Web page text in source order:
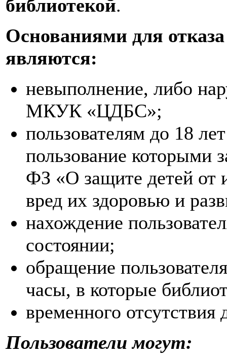
библиотекой.
Основаниями для
являются:
невыполнение, либо
МКУК «ЦДБС»;
пользователям до 18
пользование которыми
ФЗ «О защите детей
вред их здоровью и
нахождение
состоянии;
обращение
часы, в которые
временного отсутствия
Пользователи могут: